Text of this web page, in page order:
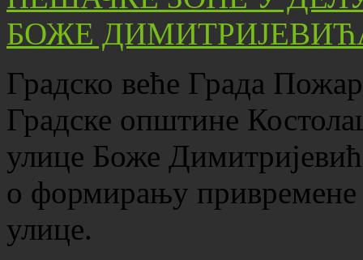
Градско веће Града
Градске општине
улице Боже
о формирању привремене
улице.